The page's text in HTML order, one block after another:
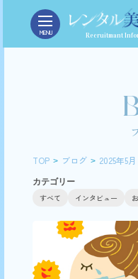
Recruitmant
MENU
TOP ブログ 2025年5月
カテゴリー
すべて インタビュー